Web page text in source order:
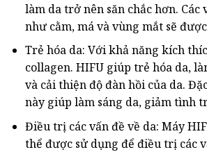
làm da trở nên săn chắc hơn. Các
như cằm, má và vùng mắt sẽ
Trẻ hóa da: Với khả năng kích
collagen. HIFU giúp trẻ hóa da,
và cải thiện độ đàn hồi của da.
này giúp làm sáng da, giảm tình
Điều trị các vấn đề về da: Máy
thể được sử dụng để điều trị các